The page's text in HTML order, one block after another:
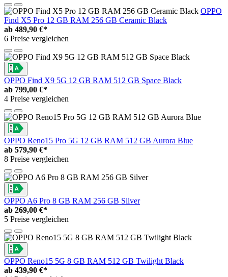
OPPO
Find X5 Pro 12 GB RAM 256 GB Ceramic Black
ab 489,90 €*
6 Preise vergleichen
OPPO Find X9 5G 12 GB RAM 512 GB Space Black
ab 799,00 €*
4 Preise vergleichen
OPPO Reno15 Pro 5G 12 GB RAM 512 GB Aurora Blue
ab 579,90 €*
8 Preise vergleichen
OPPO A6 Pro 8 GB RAM 256 GB Silver
ab 269,00 €*
5 Preise vergleichen
OPPO Reno15 5G 8 GB RAM 512 GB Twilight Black
ab 439,90 €*